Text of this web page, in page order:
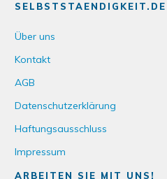
SELBSTSTAENDIGKEIT.DE
Über uns
Kontakt
AGB
Datenschutzerklärung
Haftungsausschluss
Impressum
ARBEITEN SIE MIT UNS!